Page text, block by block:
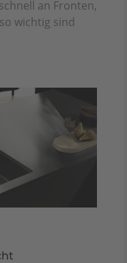
an Fronten,
wichtig sind